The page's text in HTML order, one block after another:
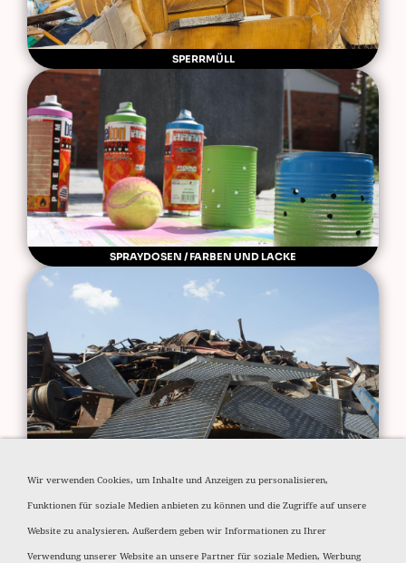
SPERRMÜLL
SPRAYDOSEN / FARBEN UND LACKE
Wir verwenden Cookies, um Inhalte und Anzeigen zu personalisieren,
Funktionen für soziale Medien anbieten zu können und die Zugriffe auf unsere
Website zu analysieren. Außerdem geben wir Informationen zu Ihrer
Verwendung unserer Website an unsere Partner für soziale Medien, Werbung